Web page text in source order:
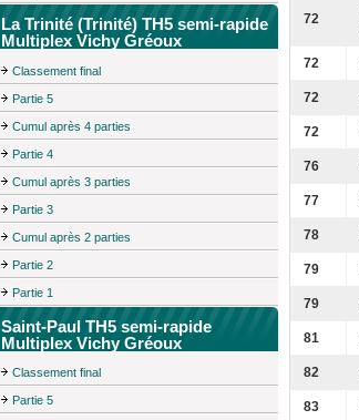
La Trinité (Trinité) TH5 semi-rapide
Multiplex Vichy Gréoux
Classement final
Partie 5
Cumul après 4 parties
Partie 4
Cumul après 3 parties
Partie 3
Cumul après 2 parties
Partie 2
Partie 1
Saint-Paul TH5 semi-rapide
Multiplex Vichy Gréoux
Classement final
Partie 5
72
72
72
72
76
77
78
79
79
81
82
83